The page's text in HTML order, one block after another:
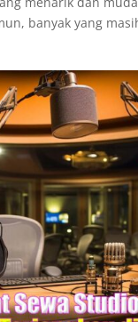
banyak yang